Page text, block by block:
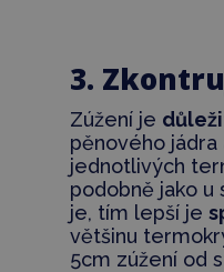
3.
Zúžení je
pěnového jádra
jednotlivých
podobně jako
je, tím lepší je
většinu
5cm zúžení od